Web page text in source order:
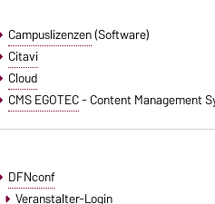
Campuslizenzen(Software)
Citavi
Cloud
CMS EGOTEC- Content Management
DFNconf
Veranstalter-Login